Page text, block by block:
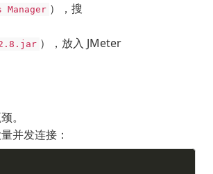
），搜
），放入 JMeter
。
并发连接：